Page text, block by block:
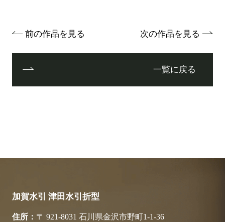
前の作品を見る 次の作品を見る
一覧に戻る
加賀水引 津田水引折型
住所
〒 921-8031 石川県金沢市野町1-1-36